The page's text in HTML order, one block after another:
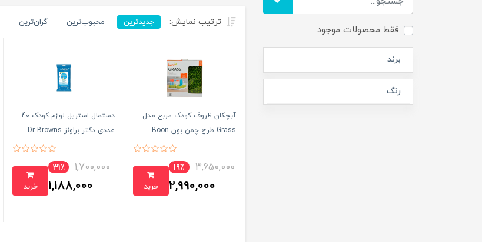
فقط محصولات موجود
برند
رنگ
ترتیب نمایش: جدیدترین محبوب‌ترین گران‌ترین
آبچکان ظروف کودک مربع مدل
Grass طرح چمن بون Boon
3,650,000 19٪
2,990,000 خرید
دستمال استریل لوازم کودک 40
عددی دکتر براونز Dr Browns
1,700,000 31٪
1,188,000 خرید